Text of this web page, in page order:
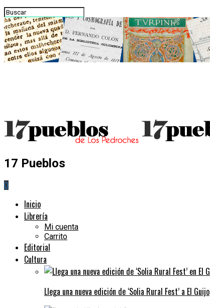
17 Pueblos
0
Inicio
Librería
Mi cuenta
Carrito
Editorial
Cultura
Llega una nueva edición de ‘Solia Rural Fest’ a El Guijo